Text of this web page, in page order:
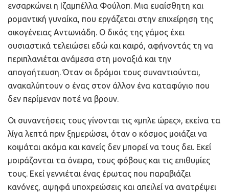
ενσαρκώνει η Ιζαμπέλλα Φούλοπ. Μια ευαίσθητη και
ρομαντική γυναίκα, που εργάζεται στην επιχείρηση της
οικογένειας Αντωνιάδη. Ο δικός της γάμος έχει
ουσιαστικά τελειώσει εδώ και καιρό, αφήνοντάς τη να
περιπλανιέται ανάμεσα στη μοναξιά και την
απογοήτευση. Όταν οι δρόμοι τους συναντιούνται,
ανακαλύπτουν ο ένας στον άλλον ένα καταφύγιο που
δεν περίμεναν ποτέ να βρουν.
Οι συναντήσεις τους γίνονται τις «μπλε ώρες», εκείνα τα
λίγα λεπτά πριν ξημερώσει, όταν ο κόσμος μοιάζει να
κοιμάται ακόμα και κανείς δεν μπορεί να τους δει. Εκεί
μοιράζονται τα όνειρα, τους φόβους και τις επιθυμίες
τους. Εκεί γεννιέται ένας έρωτας που παραβιάζει
κανόνες, αψηφά υποχρεώσεις και απειλεί να ανατρέψει